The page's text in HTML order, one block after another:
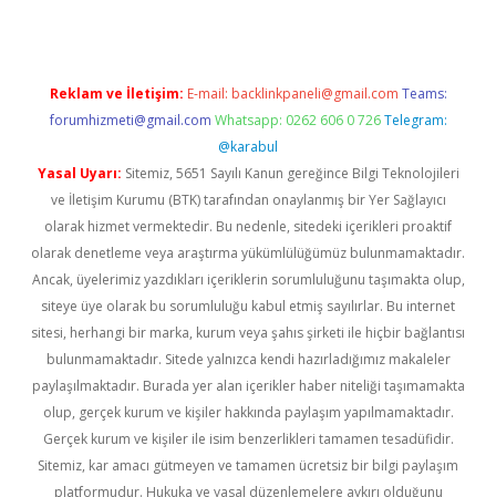
Reklam ve İletişim: E-mail: backlinkpaneli@gmail.com Teams:
forumhizmeti@gmail.com Whatsapp: 0262 606 0 726 Telegram:
@karabul
Yasal Uyarı: Sitemiz, 5651 Sayılı Kanun gereğince Bilgi Teknolojileri
ve İletişim Kurumu (BTK) tarafından onaylanmış bir Yer Sağlayıcı
olarak hizmet vermektedir. Bu nedenle, sitedeki içerikleri proaktif
olarak denetleme veya araştırma yükümlülüğümüz bulunmamaktadır.
Ancak, üyelerimiz yazdıkları içeriklerin sorumluluğunu taşımakta olup,
siteye üye olarak bu sorumluluğu kabul etmiş sayılırlar. Bu internet
sitesi, herhangi bir marka, kurum veya şahıs şirketi ile hiçbir bağlantısı
bulunmamaktadır. Sitede yalnızca kendi hazırladığımız makaleler
paylaşılmaktadır. Burada yer alan içerikler haber niteliği taşımamakta
olup, gerçek kurum ve kişiler hakkında paylaşım yapılmamaktadır.
Gerçek kurum ve kişiler ile isim benzerlikleri tamamen tesadüfidir.
Sitemiz, kar amacı gütmeyen ve tamamen ücretsiz bir bilgi paylaşım
platformudur. Hukuka ve yasal düzenlemelere aykırı olduğunu